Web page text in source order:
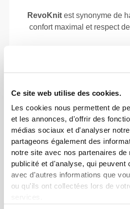
Ce site web utilise des cookies.
Les cookies nous permettent de
et les annonces, d'offrir des
médias sociaux et d'analyser
partageons également des
notre site avec nos partenaires
publicité et d'analyse, qui peuvent
avec d'autres informations que
ou qu'ils ont collectées lors de
services.
RevoKnitest synonyme de
confort maximal et respect